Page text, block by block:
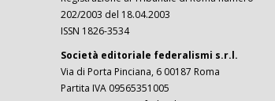
202/2003 del 18.04.2003
ISSN 1826-3534
Società editoriale federalismi s.r.l.
Via di Porta Pinciana, 6 00187 Roma
Partita IVA 09565351005